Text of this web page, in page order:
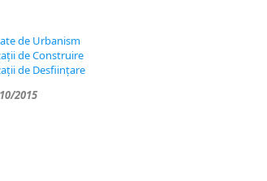
de Urbanism
de Construire
de Desființare
2015